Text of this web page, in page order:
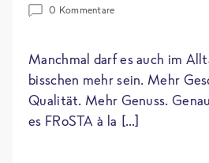
0 Kommentare
Manchmal darf es auch im
bisschen mehr sein. Mehr
Qualität. Mehr Genuss.
es FRoSTA à la […]